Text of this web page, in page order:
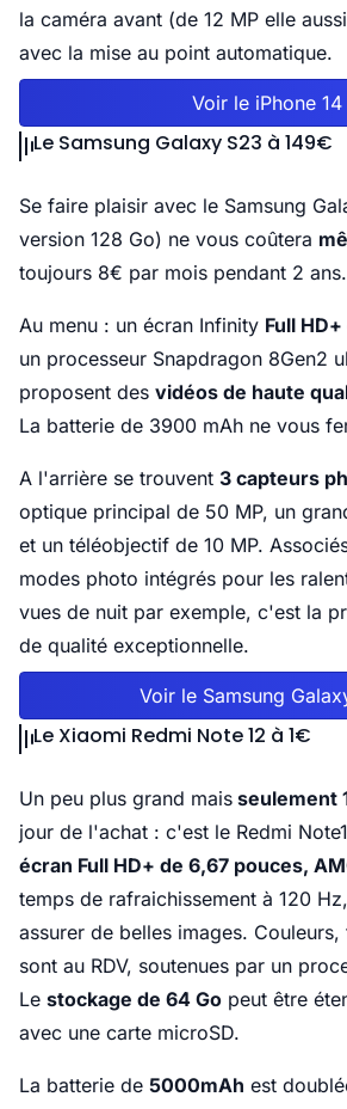
la caméra avant (de 12 MP elle
avec la mise au point automatique.
Voir le iPhone 14
Le Samsung Galaxy S23 à 149€
Se faire plaisir avec le Samsung
version 128 Go) ne vous coûtera
toujours 8€ par mois pendant 2 ans.
Au menu : un écran Infinity Full
un processeur Snapdragon 8Gen2
proposent des vidéos de haute
La batterie de 3900 mAh ne vous
A l'arrière se trouvent 3 capteurs
optique principal de 50 MP, un
et un téléobjectif de 10 MP.
modes photo intégrés pour les
vues de nuit par exemple, c'est la
de qualité exceptionnelle.
Voir le Samsung
Le Xiaomi Redmi Note 12 à 1€
Un peu plus grand mais seulement
jour de l'achat : c'est le Redmi
écran Full HD+ de 6,67 pouces,
temps de rafraichissement à 120
assurer de belles images.
sont au RDV, soutenues par un
Le stockage de 64 Go peut être
avec une carte microSD.
La batterie de 5000mAh est